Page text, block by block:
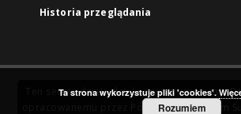
Historia przeglądania
Ten serwis działa dzięki oprogramowaniu
Poznańskie Centrum
Ta strona wykorzystuje pliki 'cookies'.
Rozumiem